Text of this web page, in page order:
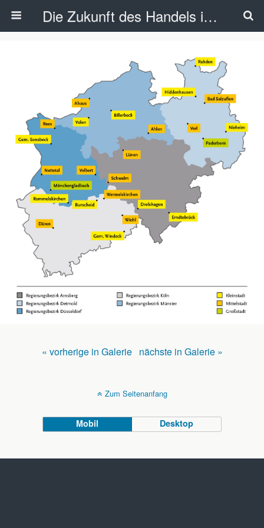
Die Zukunft des Handels in NRW – Perspektiven von Konsumenten, Einzelhandel und Kommunen
« vorherige in Galerie nächste in Galerie »
Zum Seitenanfang
Mobil Desktop